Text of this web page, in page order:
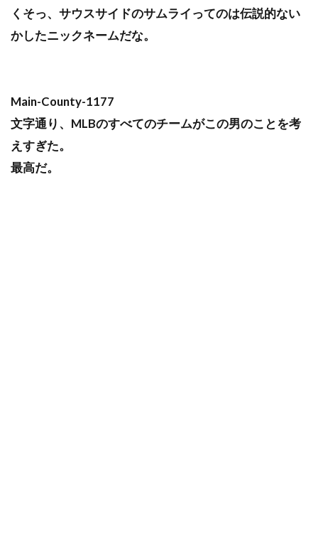
くそっ、サウスサイドのサムライってのは伝説的ない
かしたニックネームだな。
Main-County-1177
文字通り、MLBのすべてのチームがこの男のことを考
えすぎた。
最高だ。